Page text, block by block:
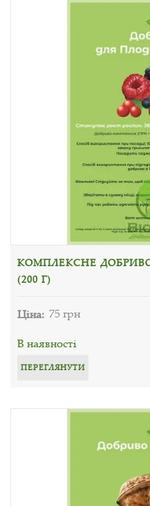
КОМПЛЕКСНЕ
(200 Г)
Ціна: 75 грн
В наявності
ПЕРЕГЛЯНУТИ